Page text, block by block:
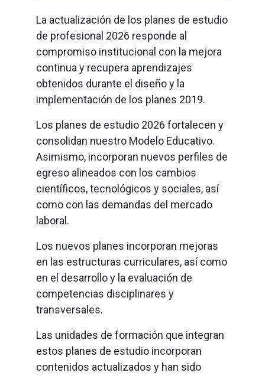
La actualización de los planes de estudio
de profesional 2026 responde al
compromiso institucional con la mejora
continua y recupera aprendizajes
obtenidos durante el diseño y la
implementación de los planes 2019.
Los planes de estudio 2026 fortalecen y
consolidan nuestro Modelo Educativo.
Asimismo, incorporan nuevos perfiles de
egreso alineados con los cambios
científicos, tecnológicos y sociales, así
como con las demandas del mercado
laboral.
Los nuevos planes incorporan mejoras
en las estructuras curriculares, así como
en el desarrollo y la evaluación de
competencias disciplinares y
transversales.
Las unidades de formación que integran
estos planes de estudio incorporan
contenidos actualizados y han sido